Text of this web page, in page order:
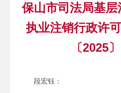
保山市司法局基
执业注销行政许
〔2025
段宏钰：